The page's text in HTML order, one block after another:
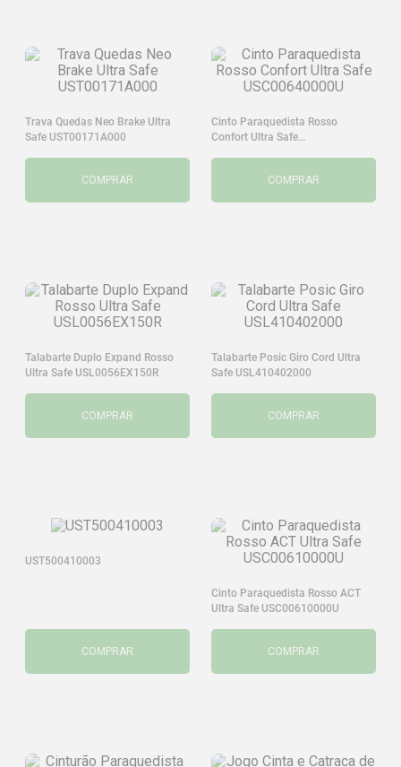
Trava Quedas Neo Brake Ultra
Safe UST00171A000
COMPRAR
Cinto Paraquedista Rosso
Confort Ultra Safe
COMPRAR
Talabarte Duplo Expand Rosso
Ultra Safe USL0056EX150R
COMPRAR
Talabarte Posic Giro Cord Ultra
Safe USL410402000
COMPRAR
UST500410003
COMPRAR
Cinto Paraquedista Rosso ACT
Ultra Safe USC00610000U
COMPRAR